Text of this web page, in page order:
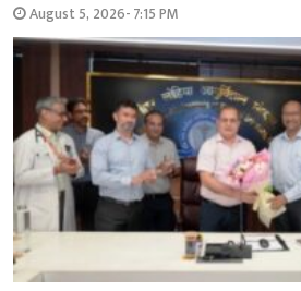
August 5, 2026- 7:15 PM